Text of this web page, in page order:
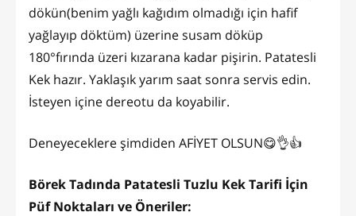
dökün(benim yağlı kağıdım olmadığı için hafif
yağlayıp döktüm) üzerine susam döküp
180°fırında üzeri kızarana kadar pişirin. Patatesli
Kek hazır. Yaklaşık yarım saat sonra servis edin.
İsteyen içine dereotu da koyabilir.
Deneyeceklere şimdiden AFİYET OLSUN😋👌👍
Börek Tadında Patatesli Tuzlu Kek Tarifi İçin
Püf Noktaları ve Öneriler: